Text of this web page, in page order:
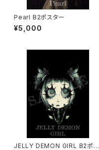
Pearl B2ポスター
¥5,000
JELLY DEMON GIRL B2ポス